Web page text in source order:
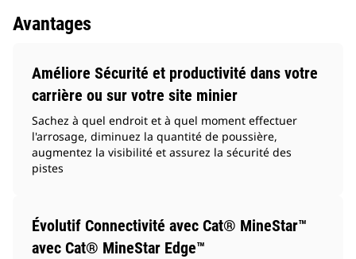
Avantages
Améliore Sécurité et productivité dans votre
carrière ou sur votre site minier
Sachez à quel endroit et à quel moment effectuer
l'arrosage, diminuez la quantité de poussière,
augmentez la visibilité et assurez la sécurité des
pistes
Évolutif Connectivité avec Cat® MineStar™
avec Cat® MineStar Edge™